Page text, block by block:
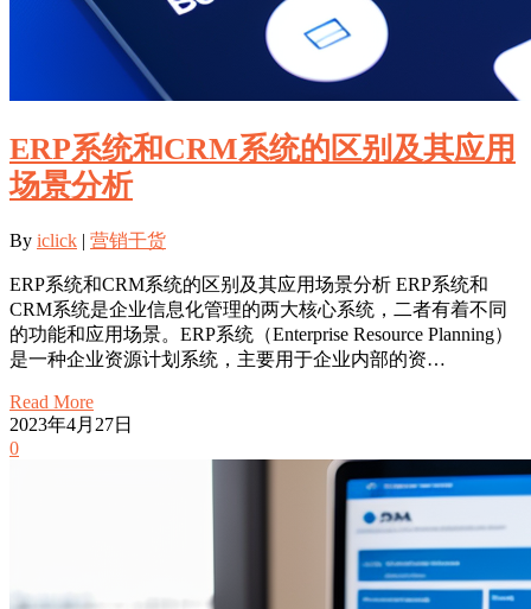
ERP系统和CRM系统的区别及其应用
场景分析
By iclick | 营销干货
ERP系统和CRM系统的区别及其应用场景分析 ERP系统和
CRM系统是企业信息化管理的两大核心系统，二者有着不同
的功能和应用场景。ERP系统（Enterprise Resource Planning）
是一种企业资源计划系统，主要用于企业内部的资…
Read More
2023年4月27日
0